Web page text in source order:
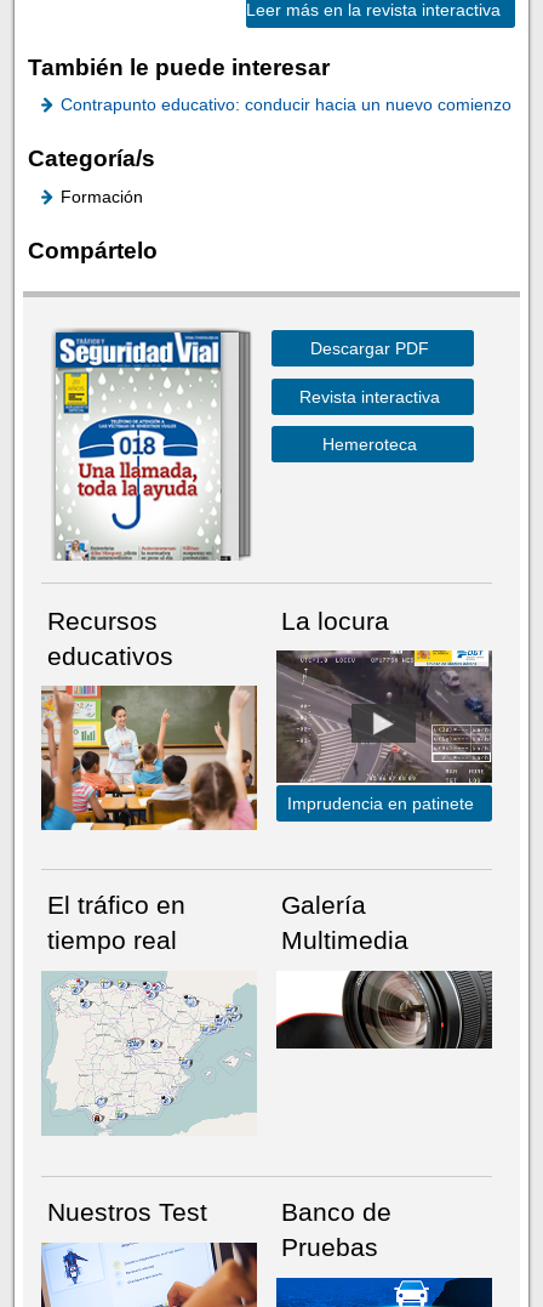
Leer más en la revista interactiva
También le puede interesar
Contrapunto educativo: conducir hacia un nuevo comienzo
Categoría/s
Formación
Compártelo
NÚMERO ACTUALHEMEROTECA
Descargar PDF
Revista interactiva
Hemeroteca
Recursos
educativos
La locura
Imprudencia en patinete
El tráfico en
tiempo real
Galería
Multimedia
Nuestros Test
Banco de
Pruebas